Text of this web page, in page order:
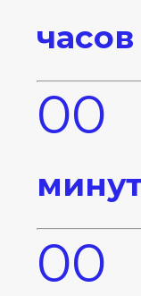
часов
00
00